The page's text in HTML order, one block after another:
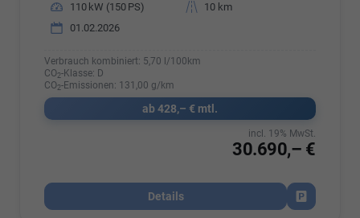
Leistung
110 kW (150 PS) Kilometerstand
10 km
01.02.2026
Verbrauch kombiniert: 5,70 l/100km
CO2-Klasse: D
CO2-Emissionen: 131,00 g/km
ab 428,– € mtl.
30.690,– €
incl. 19% MwSt.
Details
Fahrzeug